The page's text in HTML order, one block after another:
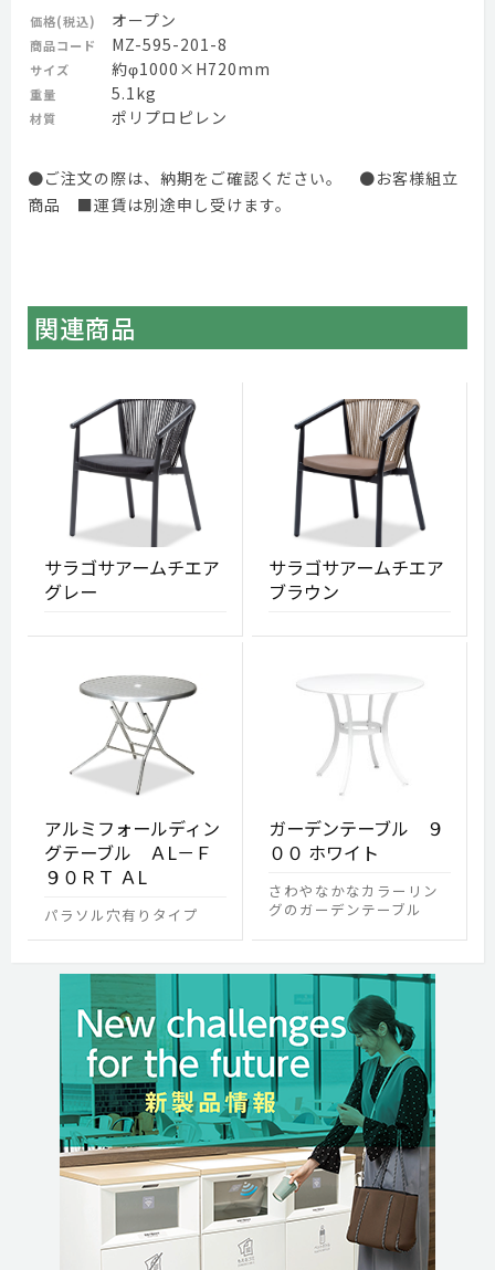
価格(税込) オープン
商品コード MZ-595-201-8
サイズ 約φ1000×H720mm
重量 5.1kg
材質 ポリプロピレン
●ご注文の際は、納期をご確認ください。 ●お客様組立
商品 ■運賃は別途申し受けます。
関連商品
サラゴサアームチエア
グレー
サラゴサアームチエア
ブラウン
アルミフォールディン
グテーブル ＡL－Ｆ
９０ＲＴ ＡL
パラソル穴有りタイプ
ガーデンテーブル ９
００ ホワイト
さわやなかなカラーリン
グのガーデンテーブル